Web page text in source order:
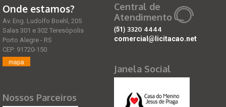
Onde estamos?
Av. Eng. Ludolfo Boehl, 205
Salas 301 e 302 Teresópolis
Porto Alegre - RS
CEP: 91720-150
mapa
Nossos Parceiros
Central de
Atendimento
(51) 3320 4444
comercial@licitacao.net
Janela Social